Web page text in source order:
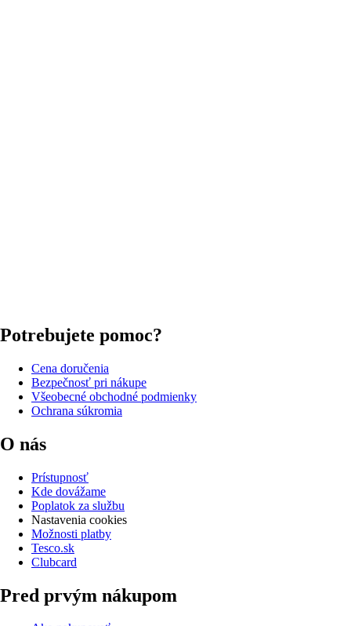
Potrebujete pomoc?
Cena doručenia
Bezpečnosť pri nákupe
Všeobecné obchodné podmienky
Ochrana súkromia
O nás
Prístupnosť
Kde dovážame
Poplatok za službu
Nastavenia cookies
Možnosti platby
Tesco.sk
Clubcard
Pred prvým nákupom